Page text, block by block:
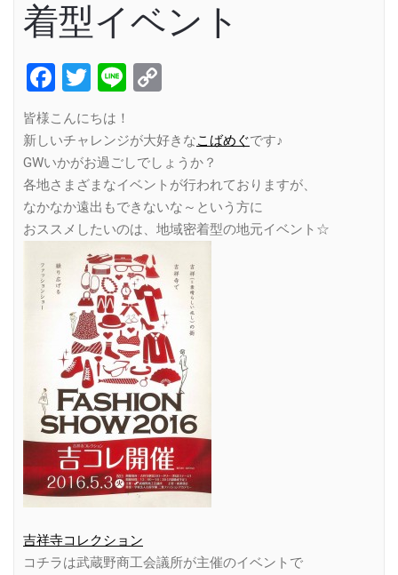
着型イベント
Facebook
Twitter
Line
皆様こんにちは！
新しいチャレンジが大好きなこばめぐです♪
GWいかがお過ごしでしょうか？
各地さまざまなイベントが行われておりますが、
なかなか遠出もできないな～という方に
おススメしたいのは、地域密着型の地元イベント☆
吉祥寺コレクション
コチラは武蔵野商工会議所が主催のイベントで